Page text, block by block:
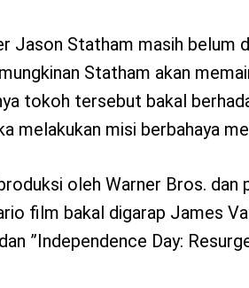
Jason Statham masih belum
Statham akan
tokoh tersebut bakal
melakukan misi berbahaya
oleh Warner Bros. dan
film bakal digarap James
”Independence Day: